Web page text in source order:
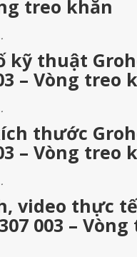
treo khăn
kỹ thuật
– Vòng treo
thước
– Vòng treo
video thực
003 – Vòng